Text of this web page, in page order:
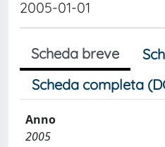
2005-01-01
Scheda breve
Scheda completa
Anno
2005